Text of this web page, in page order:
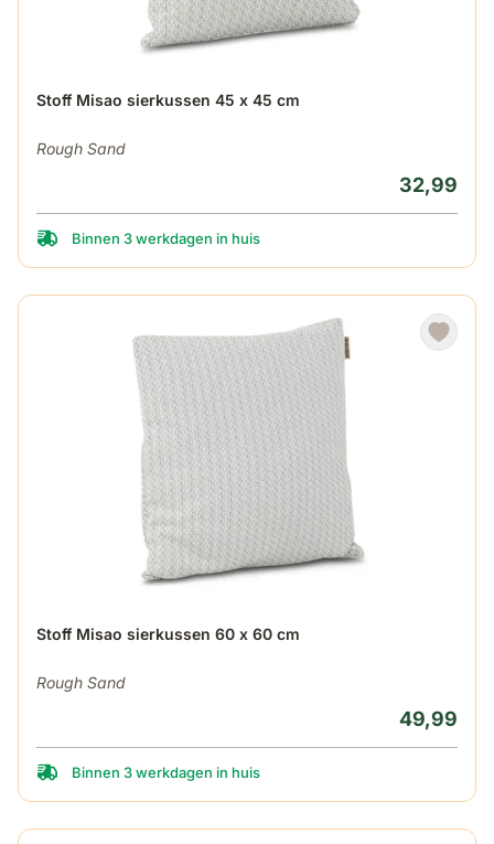
Stoff Misao sierkussen 45 x 45 cm
Rough Sand
32,99
Binnen 3 werkdagen in huis
Stoff Misao sierkussen 60 x 60 cm
Rough Sand
49,99
Binnen 3 werkdagen in huis